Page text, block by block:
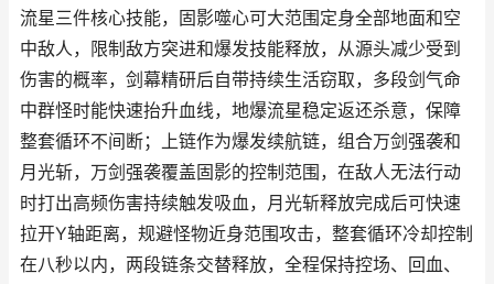
流星三件核心技能，固影噬心可大范围定身全部地面和空
中敌人，限制敌方突进和爆发技能释放，从源头减少受到
伤害的概率，剑幕精研后自带持续生活窃取，多段剑气命
中群怪时能快速抬升血线，地爆流星稳定返还杀意，保障
整套循环不间断；上链作为爆发续航链，组合万剑强袭和
月光斩，万剑强袭覆盖固影的控制范围，在敌人无法行动
时打出高频伤害持续触发吸血，月光斩释放完成后可快速
拉开Y轴距离，规避怪物近身范围攻击，整套循环冷却控制
在八秒以内，两段链条交替释放，全程保持控场、回血、